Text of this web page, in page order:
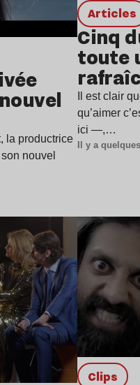
la productrice
nouvel
Articles
Cinq
toute
Il est clair
qu’aimer
ici —,…
Il y a
clips